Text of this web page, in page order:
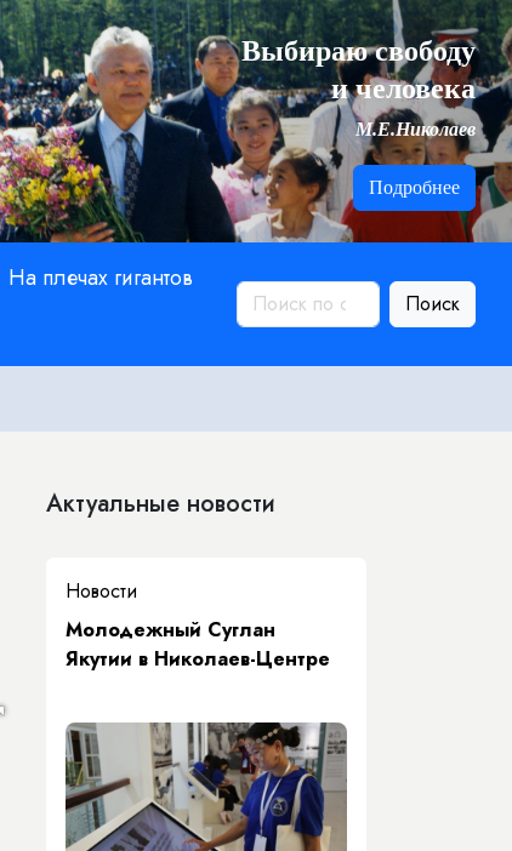
Выбираю свободу
и человека
М.Е.Николаев
Подробнее
На плечах гигантов
Поиск
Актуальные новости
Новости
Молодежный Суглан
Якутии в Николаев-Центре